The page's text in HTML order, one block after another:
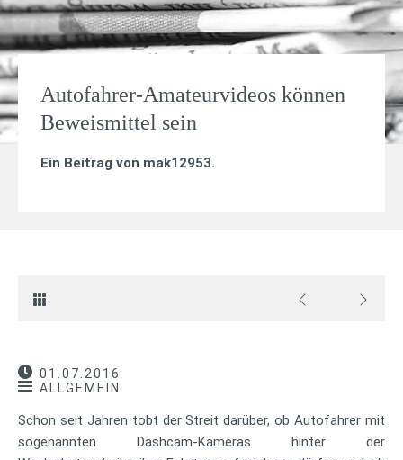
Autofahrer-Amateurvideos können
Beweismittel sein
Ein Beitrag von mak12953.
01.07.2016
ALLGEMEIN
Schon seit Jahren tobt der Streit darüber, ob Autofahrer mit
sogenannten Dashcam-Kameras hinter der